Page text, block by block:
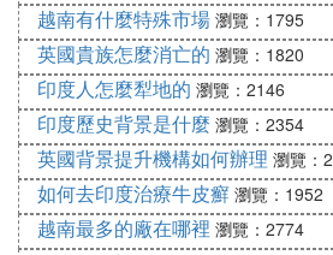
ernet Sauvignon）、美樂（
h），這些國際知名的葡萄品種在
空暗淡成琥珀色，行程在我們的
產生的風讓所有女士裙腳飛揚，
著紅地毯走向班菲城堡，我們的
歷史古堡，微微清風，美酒醇香
都沉醉在這場迷人的晚宴中忘乎
旅程結束後，我們在訂單中除了
越南有什麼特殊市場 瀏覽：1795
英國貴族怎麼消亡的 瀏覽：1820
印度人怎麼犁地的 瀏覽：2146
印度歷史背景是什麼 瀏覽：2354
英國背景提升機構如何辦理 瀏覽：
如何去印度治療牛皮癬 瀏覽：1952
越南最多的廠在哪裡 瀏覽：2774